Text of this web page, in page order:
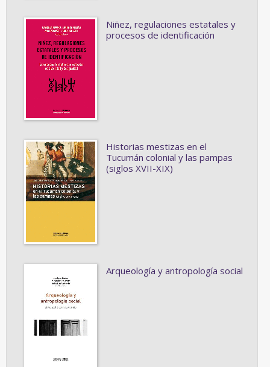
Niñez, regulaciones estatales y
procesos de identificación
Historias mestizas en el
Tucumán colonial y las pampas
(siglos XVII-XIX)
Arqueología y antropología social